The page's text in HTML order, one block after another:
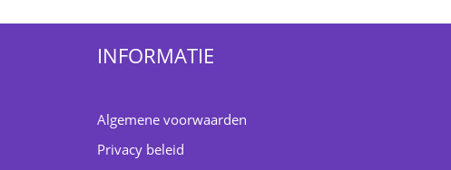
INFORMATIE
Algemene voorwaarden
Privacy beleid